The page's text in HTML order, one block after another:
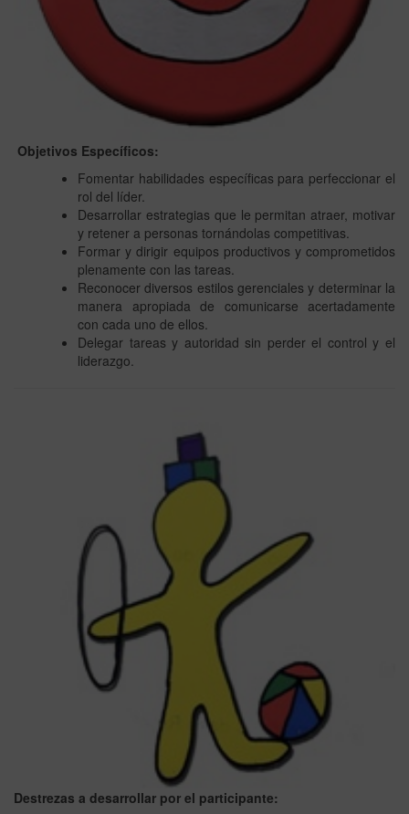
Objetivos Específicos:
Fomentar habilidades específicas para perfeccionar el
rol del líder.
Desarrollar estrategias que le permitan atraer, motivar
y retener a personas tornándolas competitivas.
Formar y dirigir equipos productivos y comprometidos
plenamente con las tareas.
Reconocer diversos estilos gerenciales y determinar la
manera apropiada de comunicarse acertadamente
con cada uno de ellos.
Delegar tareas y autoridad sin perder el control y el
liderazgo.
Destrezas a desarrollar por el participante: